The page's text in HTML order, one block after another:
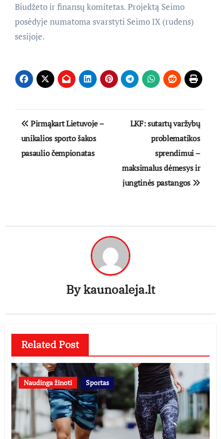
Biudžeto ir finansų komitetas. Projektą Seimo
posėdyje numatoma svarstyti Seimo IX (rudens)
sesijoje.
Navigacija
tarp
įrašų
Pirmąkart Lietuvoje –
unikalios sporto šakos
pasaulio čempionatas
LKF: sutartų varžybų
problematikos
sprendimui –
maksimalus dėmesys ir
jungtinės pastangos
Bykaunoaleja.lt
Related Post
Naudinga žinoti Sportas